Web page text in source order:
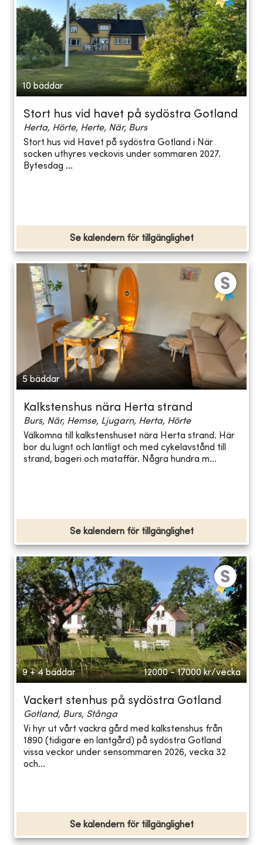
10 bäddar
Stort hus vid havet på sydöstra Gotland
Herta, Hörte, Herte, När, Burs
Stort hus vid Havet på sydöstra Gotland i När
socken uthyres veckovis under sommaren 2027.
Bytesdag ...
Se kalendern för tillgänglighet
5 bäddar
Kalkstenshus nära Herta strand
Burs, När, Hemse, Ljugarn, Herta, Hörte
Välkomna till kalkstenshuset nära Herta strand. Här
bor du lugnt och lantligt och med cykelavstånd till
strand, bageri och mataffär. Några hundra m...
Se kalendern för tillgänglighet
9 + 4 bäddar 12000 - 17000 kr/vecka
Vackert stenhus på sydöstra Gotland
Gotland, Burs, Stånga
Vi hyr ut vårt vackra gård med kalkstenshus från
1890 (tidigare en lantgård) på sydöstra Gotland
vissa veckor under sensommaren 2026, vecka 32
och...
Se kalendern för tillgänglighet